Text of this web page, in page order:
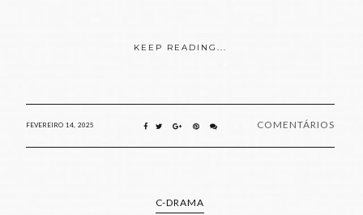
KEEP READING...
FEVEREIRO 14, 2025 COMENTÁRIOS
C-DRAMA